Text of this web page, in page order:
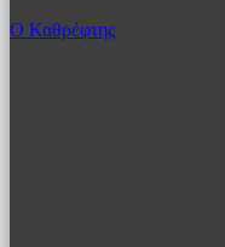
Ο Καθρέφτης